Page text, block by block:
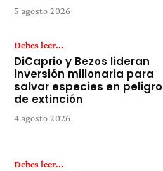
5 agosto 2026
Debes leer...
DiCaprio y Bezos lideran
inversión millonaria para
salvar especies en peligro
de extinción
4 agosto 2026
Debes leer...